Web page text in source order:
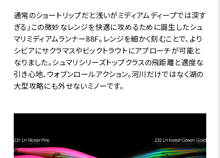
通常のショートリップだと浅いがミディアムディープでは深す
ぎる」この微妙なレンジを快適に攻めるために誕生したシュ
マリミディアムランナー88F。レンジを細かく刻むことで、より
シビアにサクラマスやビックトラウトにアプローチが可能と
なりました。シュマリシリーズトップクラスの飛距離と適度な
引き心地、ウォブンロールアクション。河川だけではなく湖の
大型攻略にも外せないミノーです。